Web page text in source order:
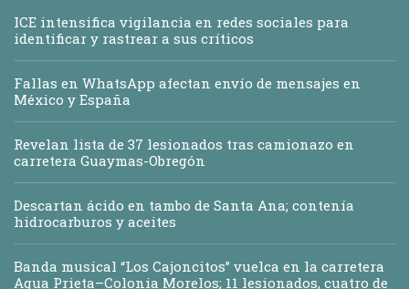
ICE intensifica vigilancia en redes sociales para
identificar y rastrear a sus críticos
Fallas en WhatsApp afectan envío de mensajes en
México y España
Revelan lista de 37 lesionados tras camionazo en
carretera Guaymas-Obregón
Descartan ácido en tambo de Santa Ana; contenía
hidrocarburos y aceites
Banda musical “Los Cajoncitos” vuelca en la carretera
Agua Prieta–Colonia Morelos; 11 lesionados, cuatro de